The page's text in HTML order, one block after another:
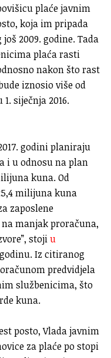
plaće javnim
koja im pripada
2009. godine. Tada
plaća rasti
nakon što rast
iznosio više od
siječnja 2016.
godini planiraju
i u odnosu na plan
kuna. Od
milijuna kuna
zaposlene
manjak proračuna,
stojiu
godinu. Iz citiranog
predvidjela
službenicima, što
kuna.
posto, Vlada javnim
za plaće po stopi